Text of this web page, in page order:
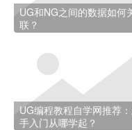
UG和NG之间的数据如何
联？
UG编程教程自学网推荐
手入门从哪学起？